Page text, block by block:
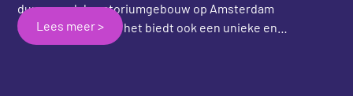
duurzaam laboratoriumgebouw op Amsterdam
Science Park, maar het biedt ook een unieke en
verfrissende toevoeging aan zijn lobby:
Lees meer >